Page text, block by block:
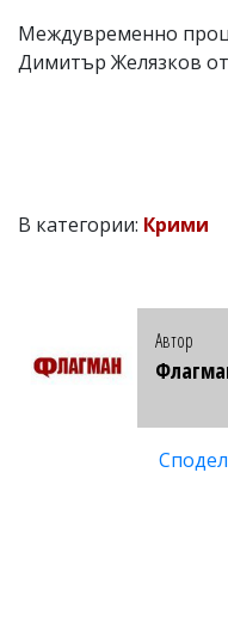
Междувременно
Димитър Желязков
В категории: Крими
Автор